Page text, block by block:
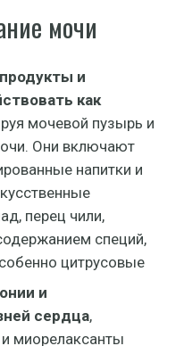
мочи
и
как
мочевой пузырь и
Они включают
напитки и
перец чили,
специй,
цитрусовые
и
сердца,
миорелаксанты